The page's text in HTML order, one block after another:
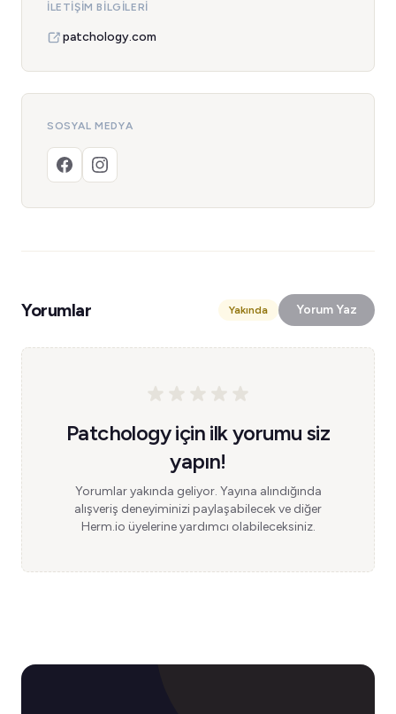
İLETIŞIM BILGILERI
patchology.com
SOSYAL MEDYA
Yorumlar Yakında Yorum Yaz
Patchology için ilk yorumu siz
yapın!
Yorumlar yakında geliyor. Yayına alındığında
alışveriş deneyiminizi paylaşabilecek ve diğer
Herm.io üyelerine yardımcı olabileceksiniz.